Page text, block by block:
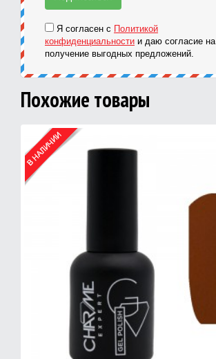
Я согласен с Политикой
конфиденциальности и даю согласие на
получение выгодных предложений.
Похожие товары